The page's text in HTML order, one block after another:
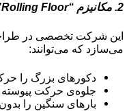
2. مکانیزم “Rolling Floor” در شرکت Scène Éthique
این شرکت تخصصی در
می‌سازد که می‌توانند:
دکورهای بزرگ را
جلوه‌ی حرکت پیوسته
بارهای سنگین را